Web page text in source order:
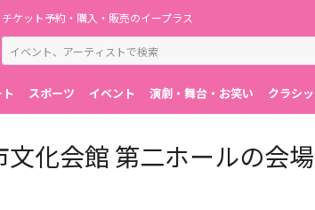
チケット予約・購入・販売のイープラス
スポーツ イベント 演劇・舞台・お笑い クラシ
文化会館 第二ホールの会